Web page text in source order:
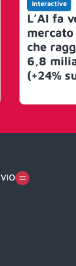
Interactive
L’AI fa
che
6,8
(+24%